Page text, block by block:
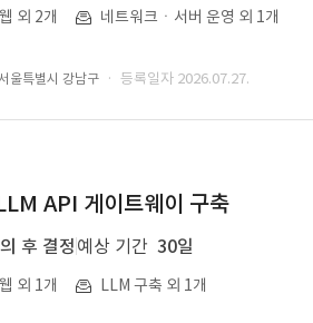
웹 외 2개 네트워크ㆍ서버 운영 외 1개
울특별시 강남구 · 등록일자 2026.07.27.
API 게이트웨이 구축
후 결정 예상 기간 30일
웹 외 1개 LLM 구축 외 1개